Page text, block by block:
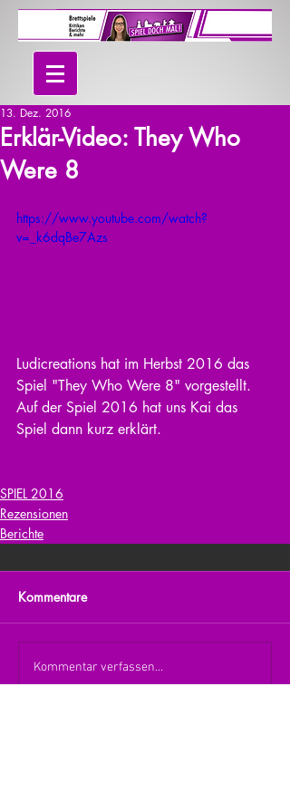
Erklär-Video: They Who
Were 8
13. Dez. 2016
https://www.youtube.com/watch?
v=_k6dqBe7Azs
Ludicreations hat im Herbst 2016 das
Spiel "They Who Were 8" vorgestellt.
Auf der Spiel 2016 hat uns Kai das
Spiel dann kurz erklärt.
SPIEL 2016
Rezensionen
Berichte
Kommentare
Kommentar verfassen...